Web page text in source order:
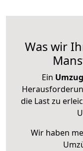
Was wir
Ein Umzug
die Last zu
Wir haben